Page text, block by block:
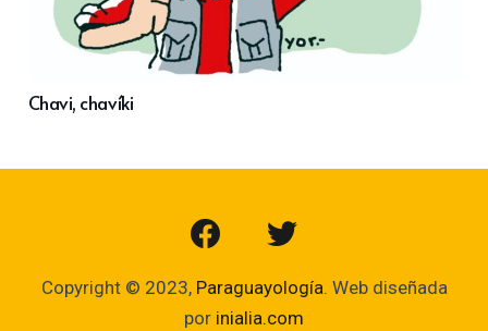
Chavi, chavíki
Copyright © 2023, Paraguayología. Web diseñada
por inialia.com